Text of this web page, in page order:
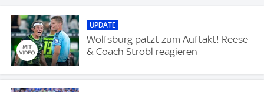
UPDATE
Wolfsburg patzt zum Auftakt! Reese
& Coach Strobl reagieren